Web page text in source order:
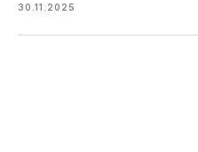
30.11.2025